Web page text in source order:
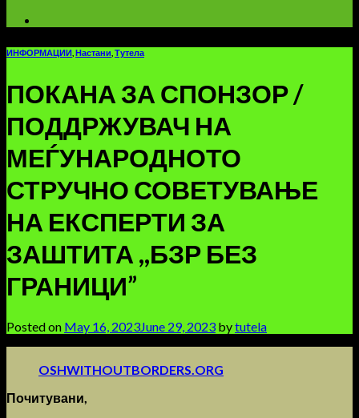
ИНФОРМАЦИИ Настани Тутела
ПОКАНА ЗА СПОНЗОР /
ПОДДРЖУВАЧ НА
МЕЃУНАРОДНОТО
СТРУЧНО СОВЕТУВАЊЕ
НА ЕКСПЕРТИ ЗА
ЗАШТИТА ,,БЗР БЕЗ
ГРАНИЦИ”
Posted on May 16, 2023June 29, 2023 bytutela
OSHWITHOUTBORDERS.ORG
Почитувани,